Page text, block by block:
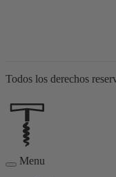
Todos los derechos
Menu